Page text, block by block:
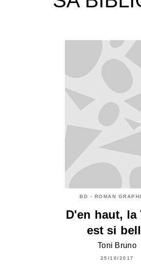
BD - ROMAN
D'en haut, la
est si
Toni Bruno
25/10/2017